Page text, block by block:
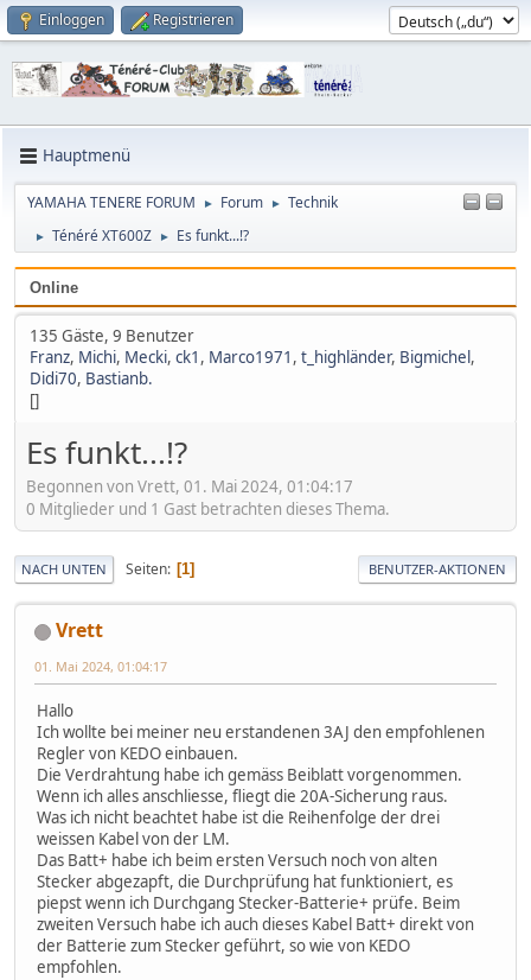
Einloggen Registrieren
Hauptmenü
YAMAHA TENERE FORUM ► Forum ► Technik
► Ténéré XT600Z ► Es funkt...!?
Online
135 Gäste, 9 Benutzer
Franz, Michi, Mecki, ck1 , Marco1971 , t_highländer, Bigmichel,
Didi70, Bastianb.
[]
Es funkt...!?
Begonnen von Vrett, 01. Mai 2024, 01:04:17
0 Mitglieder und 1 Gast betrachten dieses Thema.
NACH UNTEN Seiten 1 BENUTZER-AKTIONEN
Vrett
01. Mai 2024, 01:04:17
Hallo
Ich wollte bei meiner neu erstandenen 3AJ den empfohlenen
Regler von KEDO einbauen.
Die Verdrahtung habe ich gemäss Beiblatt vorgenommen.
Wenn ich alles anschliesse, fliegt die 20A-Sicherung raus.
Was ich nicht beachtet habe ist die Reihenfolge der drei
weissen Kabel von der LM.
Das Batt+ habe ich beim ersten Versuch noch von alten
Stecker abgezapft, die Durchprüfung hat funktioniert, es
piepst wenn ich Durchgang Stecker-Batterie+ prüfe. Beim
zweiten Versuch habe ich auch dieses Kabel Batt+ direkt von
der Batterie zum Stecker geführt, so wie von KEDO
empfohlen.